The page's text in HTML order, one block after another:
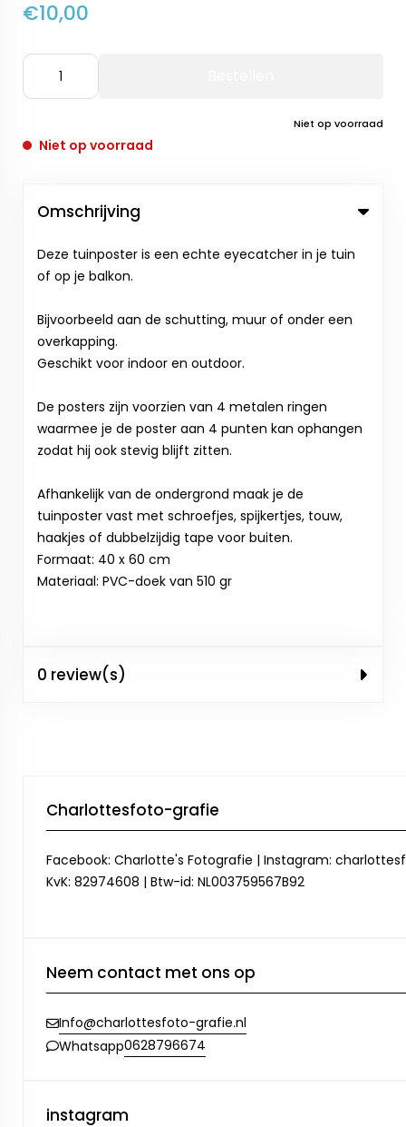
€10,00
Niet op voorraad
Niet op voorraad
Omschrijving
Deze tuinposter is een echte eyecatcher in je tuin
of op je balkon.
Bijvoorbeeld aan de schutting, muur of onder een
overkapping.
Geschikt voor indoor en outdoor.
De posters zijn voorzien van 4 metalen ringen
waarmee je de poster aan 4 punten kan ophangen
zodat hij ook stevig blijft zitten.
Afhankelijk van de ondergrond maak je de
tuinposter vast met schroefjes, spijkertjes, touw,
haakjes of dubbelzijdig tape voor buiten.
Formaat: 40 x 60 cm
Materiaal: PVC-doek van 510 gr
0 review(s)
Charlottesfoto-grafie
Facebook: Charlotte's Fotografie | Instagram:
KvK: 82974608 | Btw-id: NL003759567B92
Neem contact met ons op
Info@charlottesfoto-grafie.nl
Whatsapp0628796674
instagram